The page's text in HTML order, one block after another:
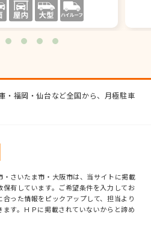
・福岡・仙台など全国から、月極駐車
さいたま市・大阪市は、当サイトに掲載
有しています。ご希望条件を入力してお
った情報をピックアップして、担当より
す。ＨＰに掲載されていないからと諦め